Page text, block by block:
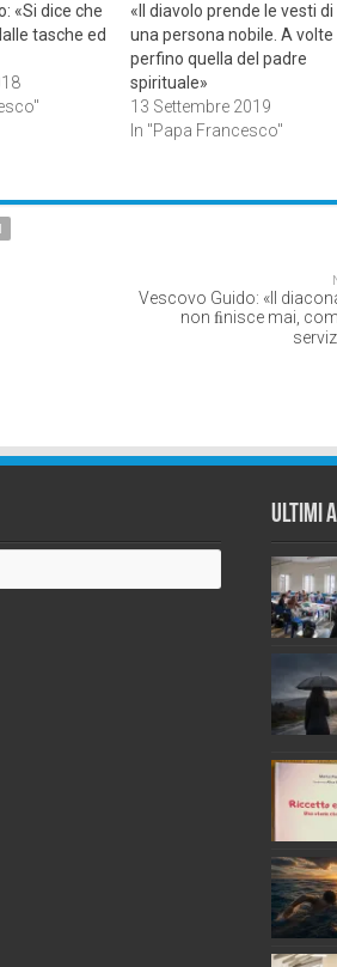
«Si dice che
tasche ed
«Il diavolo prende le vesti di
una persona nobile. A volte
perfino quella del padre
spirituale»
13 Settembre 2019
In "Papa Francesco"
Vescovo Guido: «Il
non ﬁnisce mai,
Ultimi